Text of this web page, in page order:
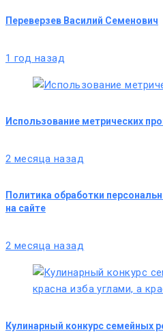
Переверзев Василий Семенович
1 год назад
Использование метрических
2 месяца назад
Политика обработки
на сайте
2 месяца назад
Кулинарный конкурс семейных